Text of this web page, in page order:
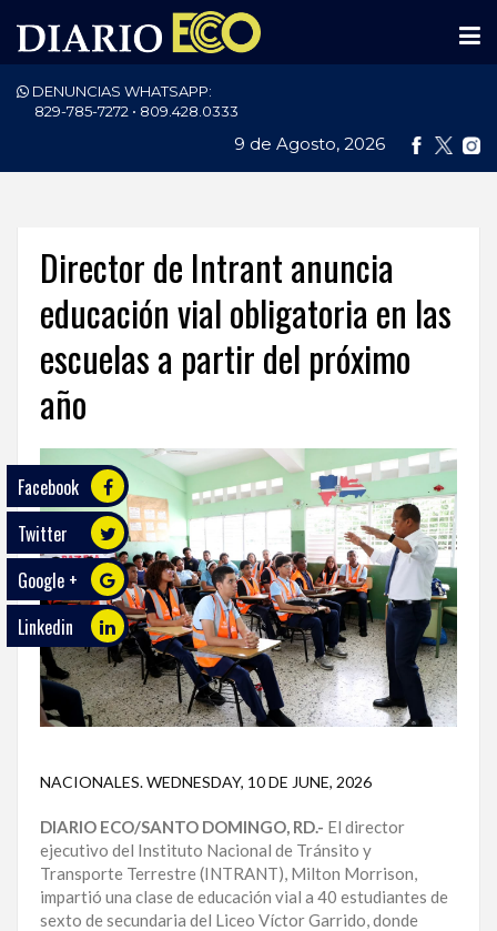
DENUNCIAS WHATSAPP:
829-785-7272 • 809.428.0333
9 de Agosto, 2026
PORTADA
ECONOMÍA
DEPORTES
ENTRETENIMIENTO
SALUD
TECNOLOGÍA
ECO
PLAY
TRABAJOS
DE
INVESTIGACIÓN
PROVINCIAS
NACIONAL
SANTO
DOMINGO
SANTIAGO
Director de Intrant anuncia
educación vial obligatoria en las
escuelas a partir del próximo
año
Facebook
Twitter
Google +
Linkedin
NACIONALES.WEDNESDAY, 10 DE JUNE, 2026
DIARIO ECO/SANTO DOMINGO, RD.- El director
ejecutivo del Instituto Nacional de Tránsito y
Transporte Terrestre (INTRANT), Milton Morrison,
impartió una clase de educación vial a 40 estudiantes de
sexto de secundaria del Liceo Víctor Garrido, donde